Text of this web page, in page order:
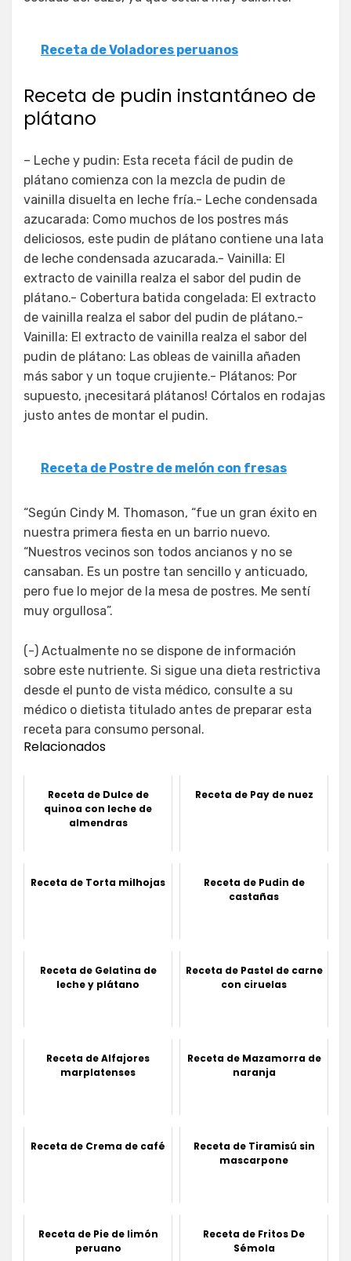
Receta de Voladores peruanos
Receta de pudin instantáneo de
plátano
– Leche y pudin: Esta receta fácil de pudin de
plátano comienza con la mezcla de pudin de
vainilla disuelta en leche fría.- Leche condensada
azucarada: Como muchos de los postres más
deliciosos, este pudin de plátano contiene una lata
de leche condensada azucarada.- Vainilla: El
extracto de vainilla realza el sabor del pudin de
plátano.- Cobertura batida congelada: El extracto
de vainilla realza el sabor del pudin de plátano.-
Vainilla: El extracto de vainilla realza el sabor del
pudin de plátano: Las obleas de vainilla añaden
más sabor y un toque crujiente.- Plátanos: Por
supuesto, ¡necesitará plátanos! Córtalos en rodajas
justo antes de montar el pudin.
Receta de Postre de melón con fresas
“Según Cindy M. Thomason, “fue un gran éxito en
nuestra primera fiesta en un barrio nuevo.
“Nuestros vecinos son todos ancianos y no se
cansaban. Es un postre tan sencillo y anticuado,
pero fue lo mejor de la mesa de postres. Me sentí
muy orgullosa”.
(-) Actualmente no se dispone de información
sobre este nutriente. Si sigue una dieta restrictiva
desde el punto de vista médico, consulte a su
médico o dietista titulado antes de preparar esta
receta para consumo personal.
Relacionados
Receta de Dulce de
quinoa con leche de
almendras
Receta de Pay de nuez
Receta de Torta milhojas
Receta de Pudin de
castañas
Receta de Gelatina de
leche y plátano
Receta de Pastel de carne
con ciruelas
Receta de Alfajores
marplatenses
Receta de Mazamorra de
naranja
Receta de Crema de café
Receta de Tiramisú sin
mascarpone
Receta de Pie de limón
peruano
Receta de Fritos De
Sémola